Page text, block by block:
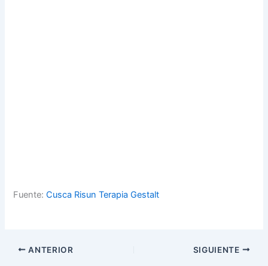
Fuente:Cusca Risun Terapia Gestalt
ANTERIOR SIGUIENTE